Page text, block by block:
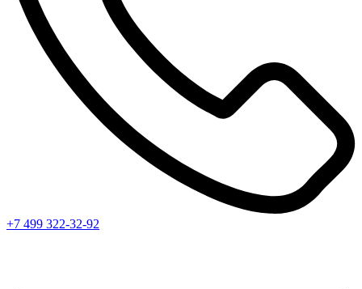
+7 499 322-32-92